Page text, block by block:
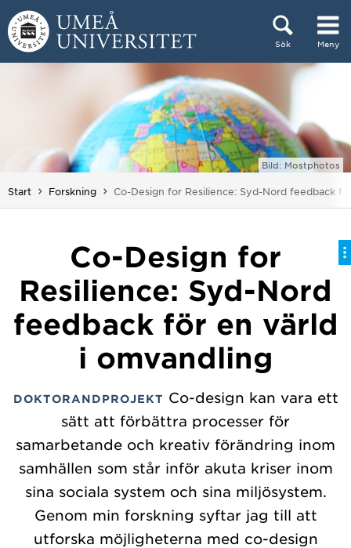
Hoppa direkt till innehållet
Sök Meny
Bild: Mostphotos
Start Forskning Du är här:
Co-Design for Resilience: Syd-Nord feedback
Co-Design for
Resilience: Syd-Nord
feedback för en värld
i omvandling
DOKTORANDPROJEKT Co-design kan vara ett
sätt att förbättra processer för
samarbetande och kreativ förändring inom
samhällen som står inför akuta kriser inom
sina sociala system och sina miljösystem.
Genom min forskning syftar jag till att
utforska möjligheterna med co-design